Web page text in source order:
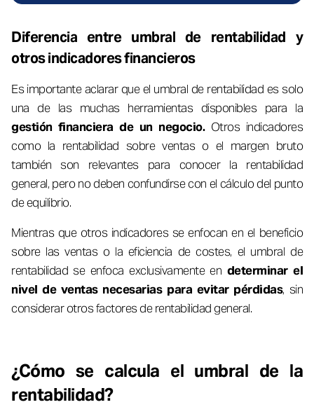
Diferencia entre umbral de rentabilidad y
otros indicadores financieros
Es importante aclarar que el umbral de rentabilidad es solo
una de las muchas herramientas disponibles para la
gestión financiera de un negocio.Otros indicadores
como la rentabilidad sobre ventas o el margen bruto
también son relevantes para conocer la rentabilidad
general, pero no deben confundirse con el cálculo del punto
de equilibrio.
Mientras que otros indicadores se enfocan en el beneficio
sobre las ventas o la eficiencia de costes, el umbral de
rentabilidad se enfoca exclusivamente en determinar el
nivel de ventas necesarias para evitar pérdidas, sin
considerar otros factores de rentabilidad general.
¿Cómo se calcula el umbral de la
rentabilidad?